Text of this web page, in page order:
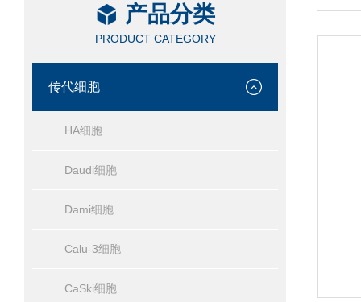
产品分类
PRODUCT CATEGORY
传代细胞
HA细胞
Daudi细胞
Dami细胞
Calu-3细胞
CaSki细胞
/